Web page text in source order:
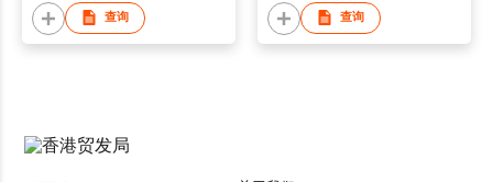
查询 查询